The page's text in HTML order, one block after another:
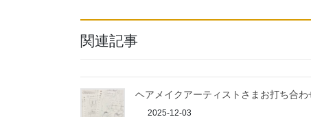
関連記事
ヘアメイクアーティストさまお打ち合わ
2025-12-03